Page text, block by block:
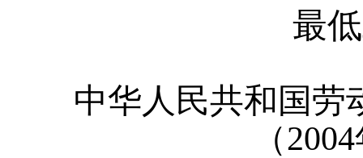
最
中华人民共和国劳
（2004